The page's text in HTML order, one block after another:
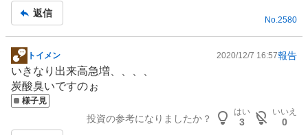
返信
No.2580
掲
示
板
記
トイメン 2020/12/7 16:57報告
いきなり出来高急増、、、、
炭酸臭いですのぉ
様子見
投資の参考になりましたか？
はい
3
いいえ
0